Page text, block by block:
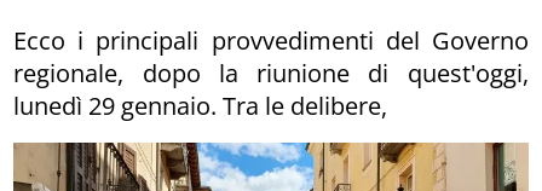
Ecco i principali provvedimenti del Governo
regionale, dopo la riunione di quest'oggi,
lunedì 29 gennaio. Tra le delibere,